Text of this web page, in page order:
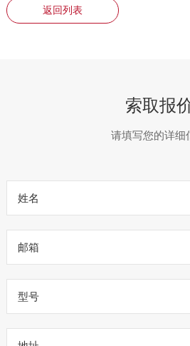
返回列表
索取报
请填写您的详细